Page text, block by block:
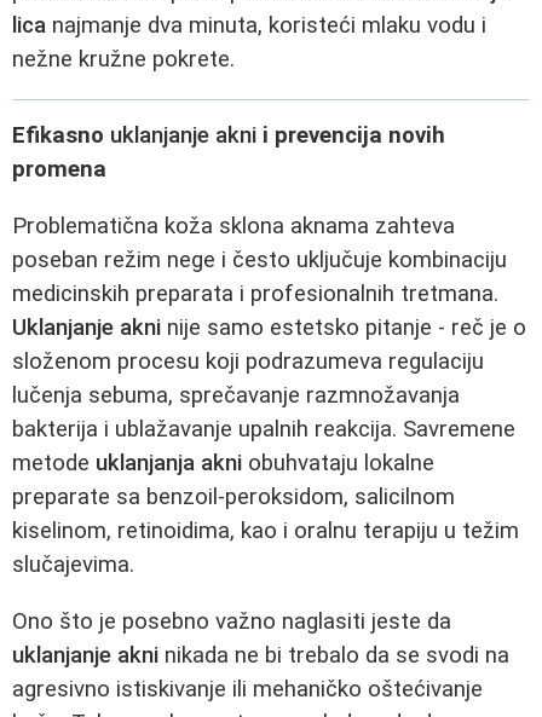
lica najmanje dva minuta, koristeći mlaku vodu i
nežne kružne pokrete.
Efikasno uklanjanje akni i prevencija novih
promena
Problematična koža sklona aknama zahteva
poseban režim nege i često uključuje kombinaciju
medicinskih preparata i profesionalnih tretmana.
Uklanjanje akni nije samo estetsko pitanje - reč je o
složenom procesu koji podrazumeva regulaciju
lučenja sebuma, sprečavanje razmnožavanja
bakterija i ublažavanje upalnih reakcija. Savremene
metode uklanjanja akni obuhvataju lokalne
preparate sa benzoil-peroksidom, salicilnom
kiselinom, retinoidima, kao i oralnu terapiju u težim
slučajevima.
Ono što je posebno važno naglasiti jeste da
uklanjanje akni nikada ne bi trebalo da se svodi na
agresivno istiskivanje ili mehaničko oštećivanje